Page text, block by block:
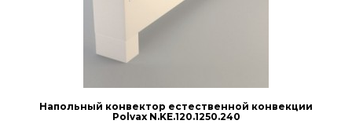
Напольный конвектор естественной конвекции
Polvax N.KE.120.1250.240